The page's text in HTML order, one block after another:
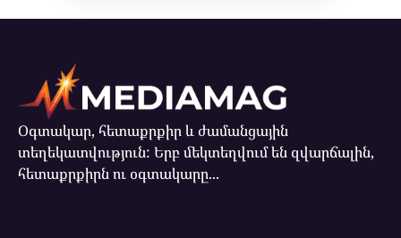
Օգտակար, հետաքրքիր և ժամանցային
տեղեկատվություն: Երբ մեկտեղվում են զվարճալին,
հետաքրքիրն ու օգտակարը...